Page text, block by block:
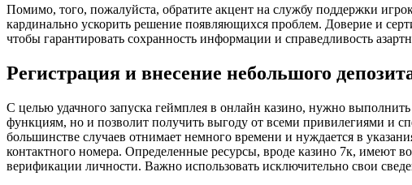
Помимо, того, пожалуйста, обратите акцент на службу поддержки
кардинально ускорить решение появляющихся проблем. Доверие и
чтобы гарантировать сохранность информации и справедливость
Регистрация и внесение небольшого
С целью удачного запуска геймплея в онлайн казино, нужно
функциям, но и позволит получить выгоду от всеми привилегиями и
большинстве случаев отнимает немного времени и нуждается в
контактного номера. Определенные ресурсы, вроде казино 7к, имеют
верификации личности. Важно использовать исключительно свои